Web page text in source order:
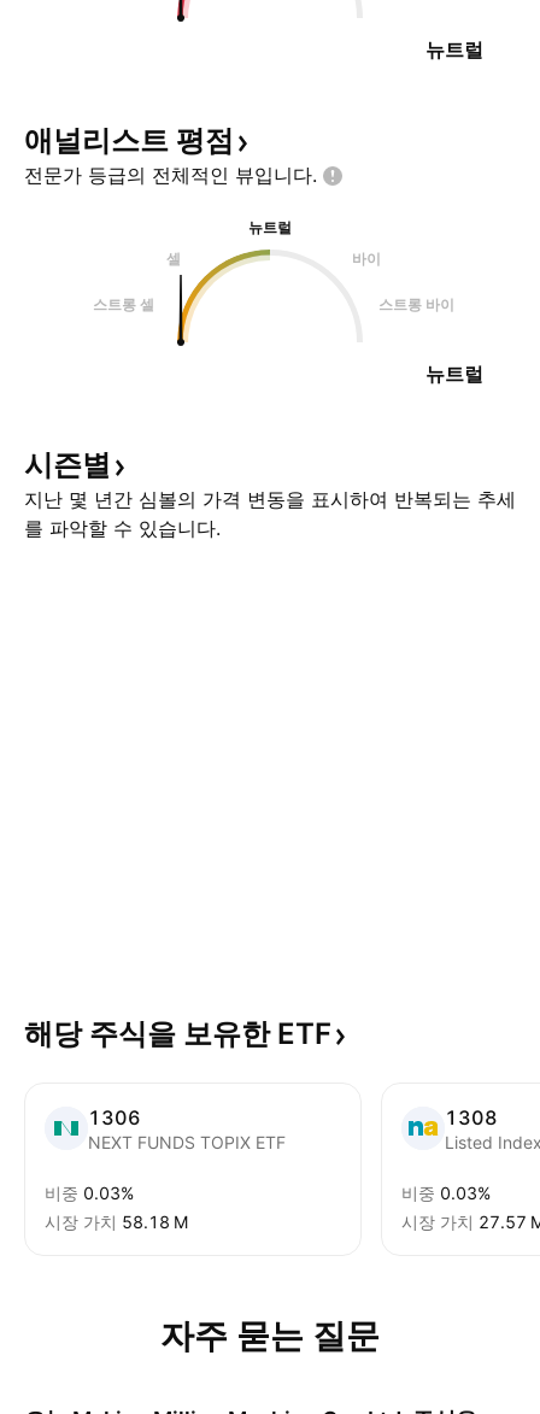
뉴트럴
애널리스트 평점
전문가 등급의 전체적인 뷰입니다.
뉴트럴
셀
바이
스트롱 셀 스트롱 바이
뉴트럴
시즌별
지난 몇 년간 심볼의 가격 변동을 표시하여 반복되는 추세
를 파악할 수 있습니다.
해당 주식을 보유한 ETF
1306
NEXT FUNDS TOPIX ETF
비중 0.03%
시장 가치 ‪58.18 M‬
1308
Listed
비중 0.03%
시장 가치 ‪27.57
자주 묻는 질문